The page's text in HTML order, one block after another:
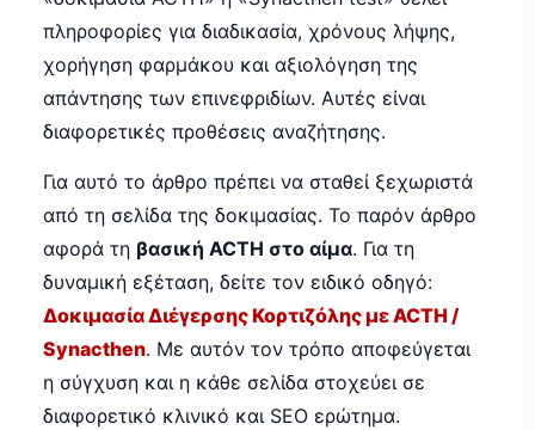
πληροφορίες για διαδικασία, χρόνους λήψης,
χορήγηση φαρμάκου και αξιολόγηση της
απάντησης των επινεφριδίων. Αυτές είναι
διαφορετικές προθέσεις αναζήτησης.
Για αυτό το άρθρο πρέπει να σταθεί ξεχωριστά
από τη σελίδα της δοκιμασίας. Το παρόν άρθρο
αφορά τη βασική ACTH στο αίμα. Για τη
δυναμική εξέταση, δείτε τον ειδικό οδηγό:
Δοκιμασία Διέγερσης Κορτιζόλης με ACTH /
Synacthen. Με αυτόν τον τρόπο αποφεύγεται
η σύγχυση και η κάθε σελίδα στοχεύει σε
διαφορετικό κλινικό και SEO ερώτημα.